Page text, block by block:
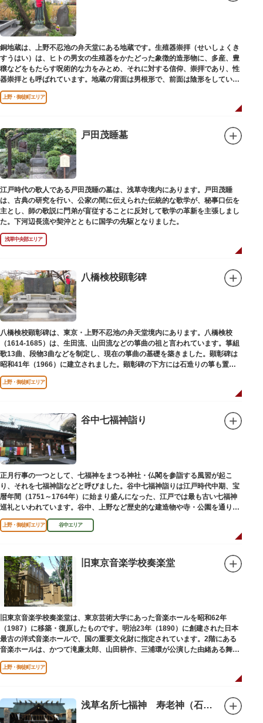
銅地蔵は、上野不忍池の弁天堂にある地蔵です。生殖器崇拝（せいしょくき
すうはい）は、ヒトの男女の生殖器をかたどった象徴的造形物に、多産、豊
穣などをもたらす呪術的な力をみとめ、それに対する信仰、崇拝であり、性
器崇拝とも呼ばれています。地蔵の背面は男根形で、前面は陰形をしていま
す。
上野・御徒町エリア
戸田茂睡墓
江戸時代の歌人である戸田茂睡の墓は、浅草寺境内にあります。戸田茂睡
は、古典の研究を行い、公家の間に伝えられた伝統的な歌学が、秘事口伝を
主とし、師の歌説に門弟が盲従することに反対して歌学の革新を主張しまし
た。下河辺長流や契沖とともに国学の先駆となりました。
浅草中央部エリア
八橋検校顕彰碑
八橋検校顕彰碑は、東京・上野不忍池の弁天堂境内にあります。八橋検校
（1614-1685）は、生田流、山田流などの箏曲の祖と言われています。箏組
歌13曲、段物3曲などを制定し、現在の箏曲の基礎を築きました。顕彰碑は
昭和41年（1966）に建立されました。顕彰碑の下方には石造りの箏も置か
れています。
上野・御徒町エリア
谷中七福神詣り
正月行事の一つとして、七福神をまつる神社・仏閣を参詣する風習が起こ
り、それを七福神詣などと呼びました。谷中七福神詣りは江戸時代中期、宝
暦年間（1751～1764年）に始まり盛んになった、江戸では最も古い七福神
巡礼といわれています。谷中、上野など歴史的な建造物や寺・公園を通りな
がら、ゆっくりと一日散策が楽しめるコースになっています。
上野・御徒町エリア 谷中エリア
旧東京音楽学校奏楽堂
旧東京音楽学校奏楽堂は、東京芸術大学にあった音楽ホールを昭和62年
（1987）に移築・復原したものです。明治23年（1890）に創建された日本
最古の洋式音楽ホールで、国の重要文化財に指定されています。2階にある
音楽ホールは、かつて滝廉太郎、山田耕作、三浦環が公演した由緒ある舞台
です。
上野・御徒町エリア
浅草名所七福神 寿老神（石浜神社）